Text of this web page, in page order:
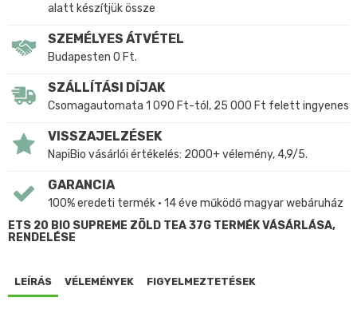
alatt készítjük össze
SZEMÉLYES ÁTVÉTEL
Budapesten 0 Ft.
SZÁLLÍTÁSI DÍJAK
Csomagautomata 1 090 Ft-tól, 25 000 Ft felett ingyenes
VISSZAJELZÉSEK
NapiBio vásárlói értékelés: 2000+ vélemény, 4,9/5.
GARANCIA
100% eredeti termék • 14 éve működő magyar webáruház
ETS 20 BIO SUPREME ZÖLD TEA 37G TERMÉK VÁSÁRLÁSA,
RENDELÉSE
LEÍRÁS VÉLEMÉNYEK FIGYELMEZTETÉSEK